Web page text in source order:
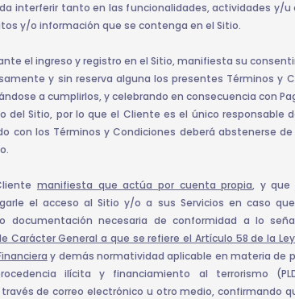
interferir tanto en las funcionalidades, actividades y/u
y/o información que se contenga en el Sitio.
el ingreso y registro en el Sitio, manifiesta su
y sin reserva alguna los presentes Términos y
a cumplirlos, y celebrando en consecuencia con
del Sitio, por lo que el Cliente es el único responsable
con los Términos y Condiciones deberá abstenerse
manifiesta que actúa por cuenta propia, y que
el acceso al Sitio y/o a sus Servicios en caso
documentación necesaria de conformidad a lo
Carácter General a que se refiere el Artículo 58 de la
y demás normatividad aplicable en materia de
ilícita y financiamiento al terrorismo
de correo electrónico u otro medio, confirmando